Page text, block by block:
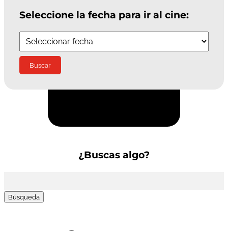
Seleccione la fecha para ir al cine:
¿Buscas algo?